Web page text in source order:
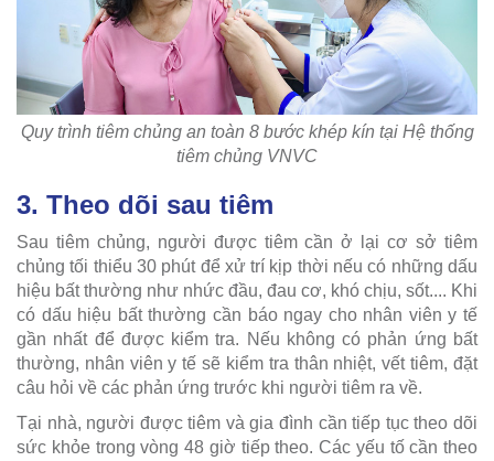
Quy trình tiêm chủng an toàn 8 bước khép kín tại Hệ thống
tiêm chủng VNVC
3. Theo dõi sau tiêm
Sau tiêm chủng, người được tiêm cần ở lại cơ sở tiêm
chủng tối thiểu 30 phút để xử trí kịp thời nếu có những dấu
hiệu bất thường như nhức đầu, đau cơ, khó chịu, sốt.... Khi
có dấu hiệu bất thường cần báo ngay cho nhân viên y tế
gần nhất để được kiểm tra. Nếu không có phản ứng bất
thường, nhân viên y tế sẽ kiểm tra thân nhiệt, vết tiêm, đặt
câu hỏi về các phản ứng trước khi người tiêm ra về.
Tại nhà, người được tiêm và gia đình cần tiếp tục theo dõi
sức khỏe trong vòng 48 giờ tiếp theo. Các yếu tố cần theo